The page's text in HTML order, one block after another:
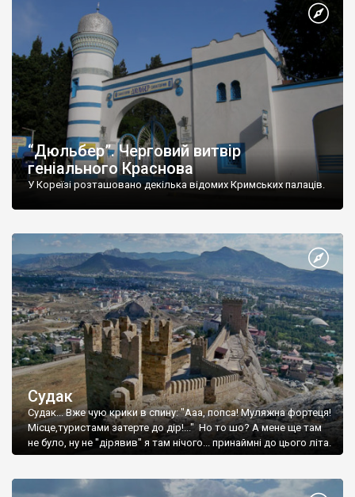
“Дюльбер”. Черговий витвір
геніального Краснова
У Кореїзі розташовано декілька відомих Кримських палаців.
Судак
Судак... Вже чую крики в спину: "Ааа, попса! Муляжна фортеця!
Місце,туристами затерте до дір!..." Но то шо? А мене ще там
не було, ну не "дірявив" я там нічого... принаймні до цього літа.